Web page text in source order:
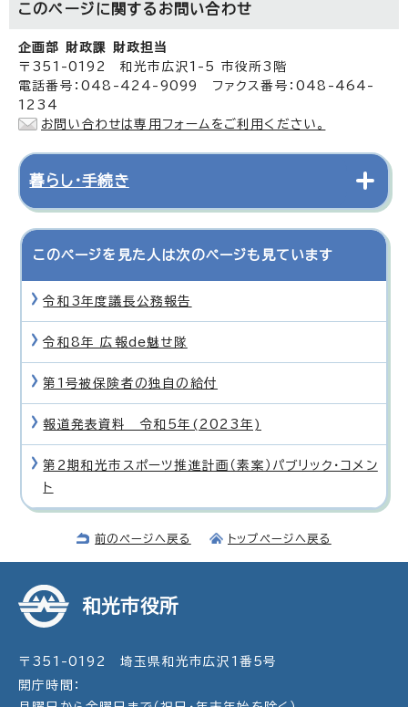
このページに関する お問い合わせ
企画部 財政課 財政担当
〒351-0192 和光市広沢1-5 市役所3階
電話番号：048-424-9099 ファクス番号：048-464-
1234
お問い合わせは専用フォームをご利用ください。
暮らし・手続き
このページを見た人は次のページも見ています
令和3年度議長公務報告
令和8年 広報de魅せ隊
第1号被保険者の独自の給付
報道発表資料 令和5年(2023年)
第2期和光市スポーツ推進計画（素案）パブリック・コメン
ト
前のページへ戻る トップページへ戻る
和光市役所
〒351-0192 埼玉県和光市広沢1番5号
開庁時間：